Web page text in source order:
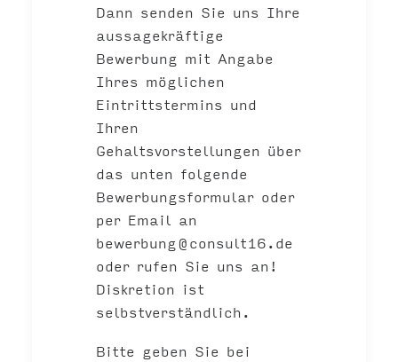
Dann senden Sie uns Ihre
aussagekräftige
Bewerbung mit Angabe
Ihres möglichen
Eintrittstermins und
Ihren
Gehaltsvorstellungen über
das unten folgende
Bewerbungsformular oder
per Email an
bewerbung@consult16.de
oder rufen Sie uns an!
Diskretion ist
selbstverständlich.
Bitte geben Sie bei